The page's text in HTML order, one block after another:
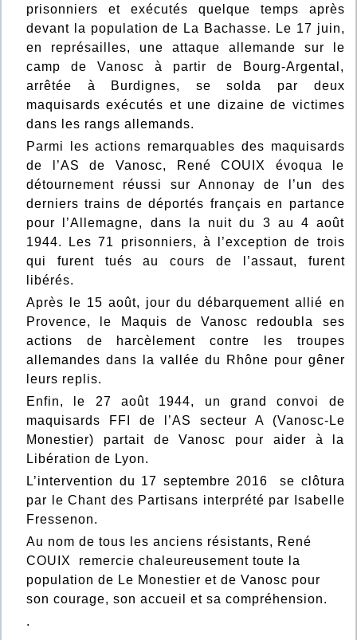
prisonniers et exécutés quelque temps après
devant la population de La Bachasse. Le 17 juin,
en représailles, une attaque allemande sur le
camp de Vanosc à partir de Bourg-Argental,
arrêtée à Burdignes, se solda par deux
maquisards exécutés et une dizaine de victimes
dans les rangs allemands.
Parmi les actions remarquables des maquisards
de l’AS de Vanosc, René COUIX évoqua le
détournement réussi sur Annonay de l’un des
derniers trains de déportés français en partance
pour l’Allemagne, dans la nuit du 3 au 4 août
1944. Les 71 prisonniers, à l’exception de trois
qui furent tués au cours de l’assaut, furent
libérés.
Après le 15 août, jour du débarquement allié en
Provence, le Maquis de Vanosc redoubla ses
actions de harcèlement contre les troupes
allemandes dans la vallée du Rhône pour gêner
leurs replis.
Enfin, le 27 août 1944, un grand convoi de
maquisards FFI de l’AS secteur A (Vanosc-Le
Monestier) partait de Vanosc pour aider à la
Libération de Lyon.
L’intervention du 17 septembre 2016 se clôtura
par le Chant des Partisans interprété par Isabelle
Fressenon.
Au nom de tous les anciens résistants, René
COUIX remercie chaleureusement toute la
population de Le Monestier et de Vanosc pour
son courage, son accueil et sa compréhension.
.